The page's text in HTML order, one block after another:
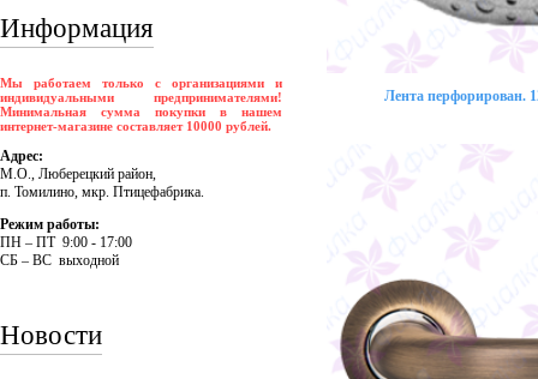
Информация
Мы работаем только с организациями и
индивидуальными предпринимателями!
Минимальная сумма покупки в нашем
интернет-магазине составляет 10000 рублей.
Адрес:
М.О., Люберецкий район,
п. Томилино, мкр. Птицефабрика.
Режим работы:
ПH – ПT 9:00 - 17:00
CБ – BC выходной
Новости
Лента перфорирован.